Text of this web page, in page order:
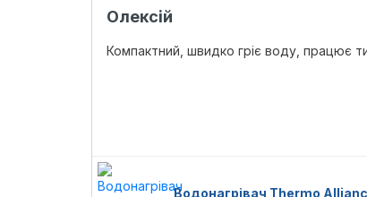
Олексій
Компактний, швидко гріє воду, працює
Водонагрівач Thermo